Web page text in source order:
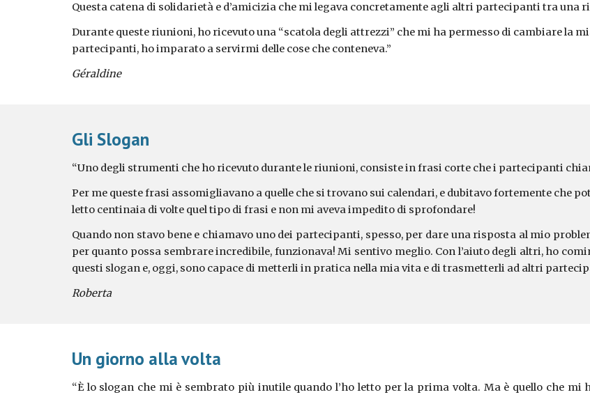
Questa catena di solidarietà e d’amicizia che mi legava concretamente agli altri partecipanti tra una
Durante queste riunioni, ho ricevuto una “scatola degli attrezzi” che mi ha permesso di cambiare la
partecipanti, ho imparato a servirmi delle cose che conteneva.”
Géraldine
Gli Slogan
“Uno degli strumenti che ho ricevuto durante le riunioni, consiste in frasi corte che i partecipanti
Per me queste frasi assomigliavano a quelle che si trovano sui calendari, e dubitavo fortemente che
letto centinaia di volte quel tipo di frasi e non mi aveva impedito di sprofondare!
Quando non stavo bene e chiamavo uno dei partecipanti, spesso, per dare una risposta al mio
per quanto possa sembrare incredibile, funzionava! Mi sentivo meglio. Con l’aiuto degli altri, ho
questi slogan e, oggi, sono capace di metterli in pratica nella mia vita e di trasmetterli ad altri
Roberta
Un giorno alla volta
“È lo slogan che mi è sembrato più inutile quando l’ho letto per la prima volta. Ma è quello che